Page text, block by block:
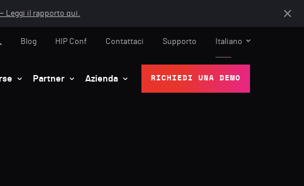
Leggi il rapporto qui.
Partner Azienda RICHIEDI UNA DEMO
Blog HIP Conf Contattaci Supporto Italiano